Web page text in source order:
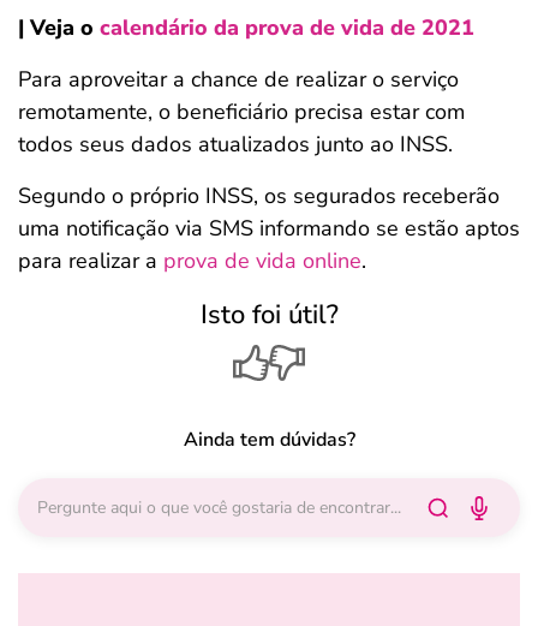
| Veja o calendário da prova de vida de 2021
Para aproveitar a chance de realizar o serviço
remotamente, o beneficiário precisa estar com
todos seus dados atualizados junto ao INSS.
Segundo o próprio INSS, os segurados receberão
uma notificação via SMS informando se estão aptos
para realizar a prova de vida online.
Isto foi útil?
Ainda tem dúvidas?